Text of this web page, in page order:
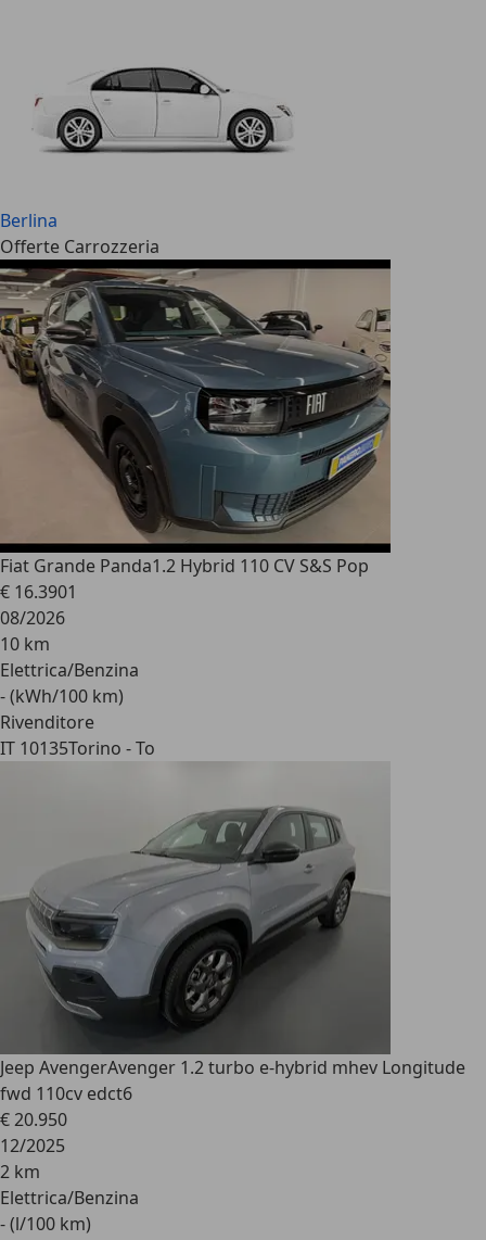
Berlina
Offerte Carrozzeria
Fiat Grande Panda1.2 Hybrid 110 CV S&S Pop
€ 16.3901
08/2026
10 km
Elettrica/Benzina
- (kWh/100 km)
Rivenditore
IT 10135Torino - To
Jeep AvengerAvenger 1.2 turbo e-hybrid mhev Longitude
fwd 110cv edct6
€ 20.950
12/2025
2 km
Elettrica/Benzina
- (l/100 km)